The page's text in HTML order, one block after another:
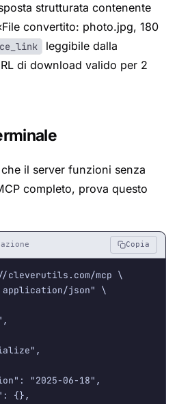
strutturata contenente
convertito: photo.jpg, 180
leggibile dalla
di download valido per 2
il server funzioni senza
completo, prova questo
Copia
cleverutils.com/mcp \
json" \
"2025-06-18",
{},